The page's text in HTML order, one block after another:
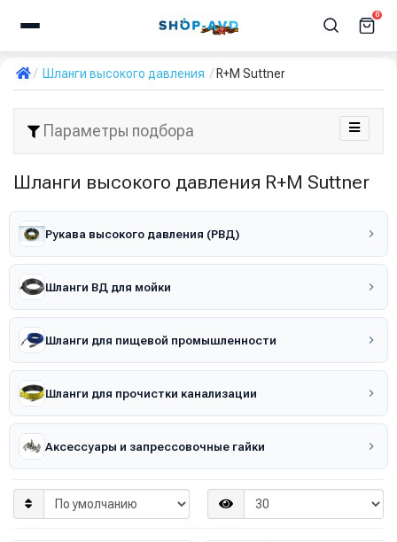
0
Шланги высокого давления R+M Suttner
Параметры подбора
Шланги высокого давления R+M Suttner
Рукава высокого давления (РВД)
Шланги ВД для мойки
Шланги для пищевой промышленности
Шланги для прочистки канализации
Аксессуары и запрессовочные гайки